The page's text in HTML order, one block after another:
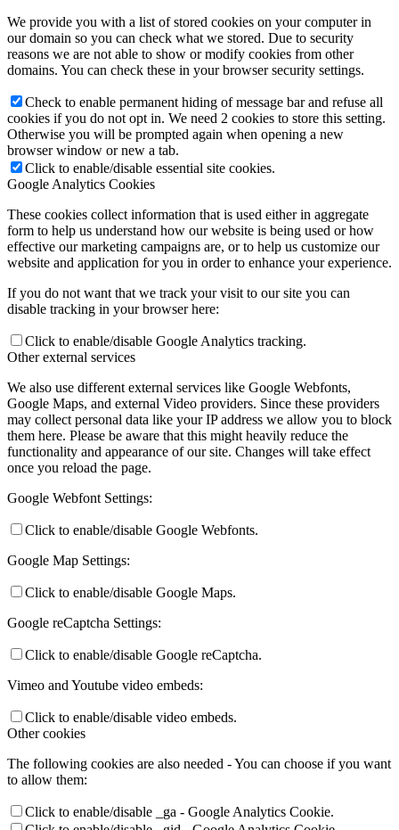
We provide you with a list of stored cookies on your computer in
our domain so you can check what we stored. Due to security
reasons we are not able to show or modify cookies from other
domains. You can check these in your browser security settings.
Check to enable permanent hiding of message bar and refuse all
cookies if you do not opt in. We need 2 cookies to store this setting.
Otherwise you will be prompted again when opening a new
browser window or new a tab.
Click to enable/disable essential site cookies.
Google Analytics Cookies
These cookies collect information that is used either in aggregate
form to help us understand how our website is being used or how
effective our marketing campaigns are, or to help us customize our
website and application for you in order to enhance your experience.
If you do not want that we track your visit to our site you can
disable tracking in your browser here:
Click to enable/disable Google Analytics tracking.
Other external services
We also use different external services like Google Webfonts,
Google Maps, and external Video providers. Since these providers
may collect personal data like your IP address we allow you to block
them here. Please be aware that this might heavily reduce the
functionality and appearance of our site. Changes will take effect
once you reload the page.
Google Webfont Settings:
Click to enable/disable Google Webfonts.
Google Map Settings:
Click to enable/disable Google Maps.
Google reCaptcha Settings:
Click to enable/disable Google reCaptcha.
Vimeo and Youtube video embeds:
Click to enable/disable video embeds.
Other cookies
The following cookies are also needed - You can choose if you want
to allow them:
Click to enable/disable _ga - Google Analytics Cookie.